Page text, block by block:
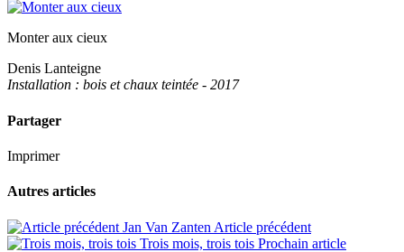
Monter aux cieux
Denis Lanteigne
Installation : bois et chaux teintée - 2017
Partager
Imprimer
Autres articles
Jan Van Zanten Article précédent
Trois mois, trois tois Prochain article